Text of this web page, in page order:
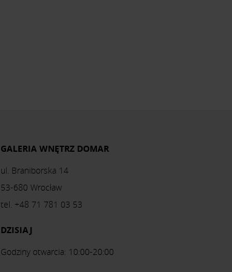
GALERIA WNĘTRZ DOMAR
ul. Braniborska 14
53-680 Wrocław
tel. +48 71 781 03 53
DZISIAJ
Godziny otwarcia: 10:00-20:00